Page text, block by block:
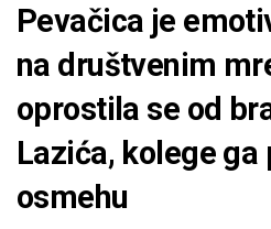
Pevačica je
na društvenim
oprostila se od
Lazića, kolege ga
osmehu